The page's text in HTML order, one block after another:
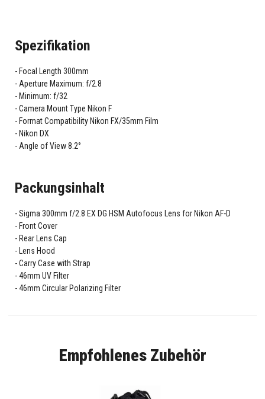
Spezifikation
Focal Length 300mm
Aperture Maximum: f/2.8
Minimum: f/32
Camera Mount Type Nikon F
Format Compatibility Nikon FX/35mm Film
Nikon DX
Angle of View 8.2°
Packungsinhalt
Sigma 300mm f/2.8 EX DG HSM Autofocus Lens for Nikon AF-D
Front Cover
Rear Lens Cap
Lens Hood
Carry Case with Strap
46mm UV Filter
46mm Circular Polarizing Filter
Empfohlenes Zubehör